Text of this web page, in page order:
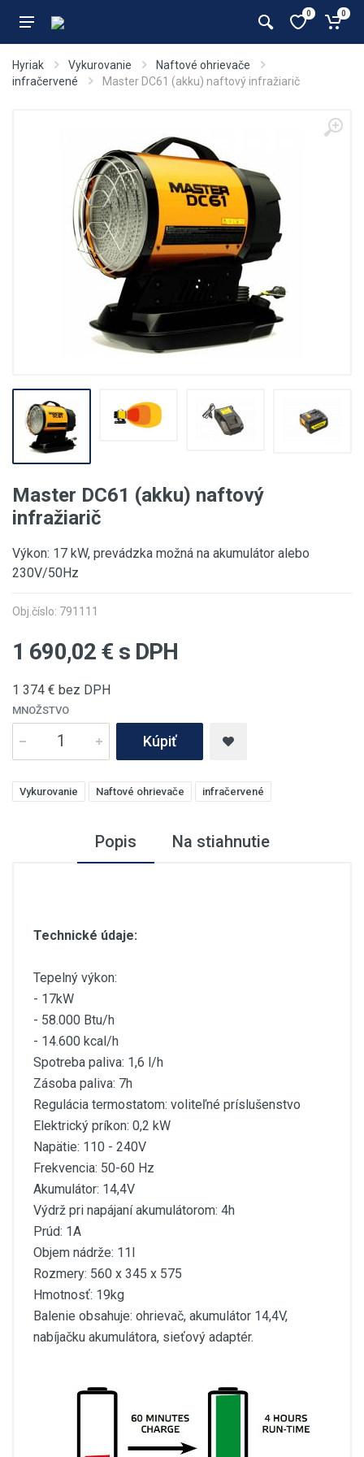
0 0
Hyriak Vykurovanie
Naftové ohrievače
infračervené
Master DC61 (akku) naftový infražiarič
Master DC61 (akku) naftový
infražiarič
Výkon: 17 kW, prevádzka možná na akumulátor alebo
230V/50Hz
Obj.číslo: 791111
1 690,02 € s DPH
1 374 € bez DPH
MNOŽSTVO
Kúpiť
Vykurovanie Naftové ohrievače infračervené
Popis Na stiahnutie
Technické údaje:
Tepelný výkon:
- 17kW
- 58.000 Btu/h
- 14.600 kcal/h
Spotreba paliva: 1,6 l/h
Zásoba paliva: 7h
Regulácia termostatom: voliteľné príslušenstvo
Elektrický príkon: 0,2 kW
Napätie: 110 - 240V
Frekvencia: 50-60 Hz
Akumulátor: 14,4V
Výdrž pri napájaní akumulátorom: 4h
Prúd: 1A
Objem nádrže: 11l
Rozmery: 560 x 345 x 575
Hmotnosť: 19kg
Balenie obsahuje: ohrievač, akumulátor 14,4V,
nabíjačku akumulátora, sieťový adaptér.